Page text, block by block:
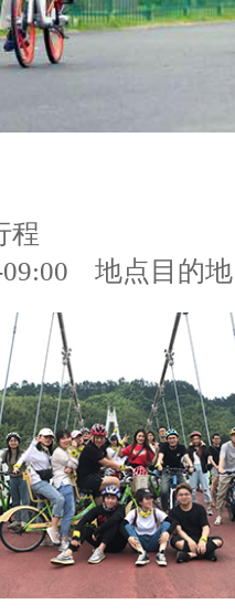
程
09:00 地点目的